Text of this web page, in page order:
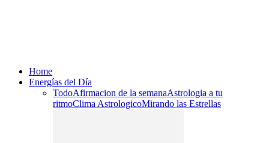
Home
Energías del Día
TodoAfirmacion de la semanaAstrologia a tu
ritmoClima AstrologicoMirando las Estrellas